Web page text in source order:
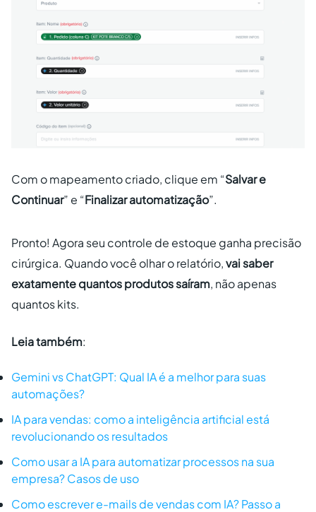
Com o mapeamento criado, clique em “Salvar e
Continuar” e “Finalizar automatização”.
Pronto! Agora seu controle de estoque ganha precisão
cirúrgica. Quando você olhar o relatório,vai saber
exatamente quantos produtos saíram, não apenas
quantos kits.
Leia também:
Gemini vs ChatGPT: Qual IA é a melhor para suas
automações?
IA para vendas: como a inteligência artificial está
revolucionando os resultados
Como usar a IA para automatizar processos na sua
empresa? Casos de uso
Como escrever e-mails de vendas com IA? Passo a